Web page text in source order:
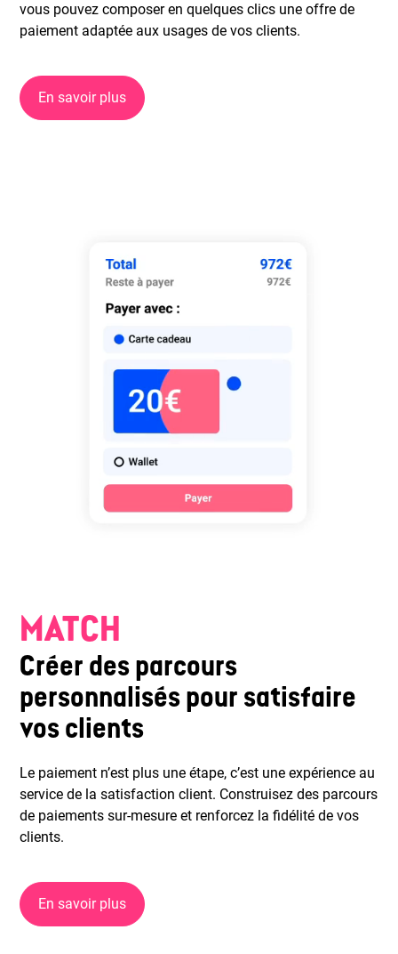
vous pouvez composer en quelques clics une offre de
paiement adaptée aux usages de vos clients.
En savoir plus
MATCH
Créer des parcours
personnalisés pour satisfaire
vos clients
Le paiement n’est plus une étape, c’est une expérience au
service de la satisfaction client. Construisez des parcours
de paiements sur-mesure et renforcez la fidélité de vos
clients.
En savoir plus